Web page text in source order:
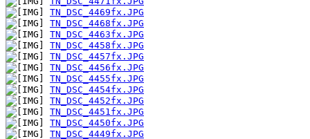
TN_DSC_4469fx.JPG
TN_DSC_4468fx.JPG
TN_DSC_4463fx.JPG
TN_DSC_4458fx.JPG
TN_DSC_4457fx.JPG
TN_DSC_4456fx.JPG
TN_DSC_4455fx.JPG
TN_DSC_4454fx.JPG
TN_DSC_4452fx.JPG
TN_DSC_4451fx.JPG
TN_DSC_4450fx.JPG
TN_DSC_4449fx.JPG